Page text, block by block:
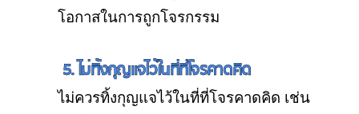
โอกาสในการถูกโจรกรรม
5. ไม่ทิ้งกุญแจไว้ในที่ที่โจรคาดคิด
ไม่ควรทิ้งกุญแจไว้ในที่ที่โจรคาดคิด เช่น